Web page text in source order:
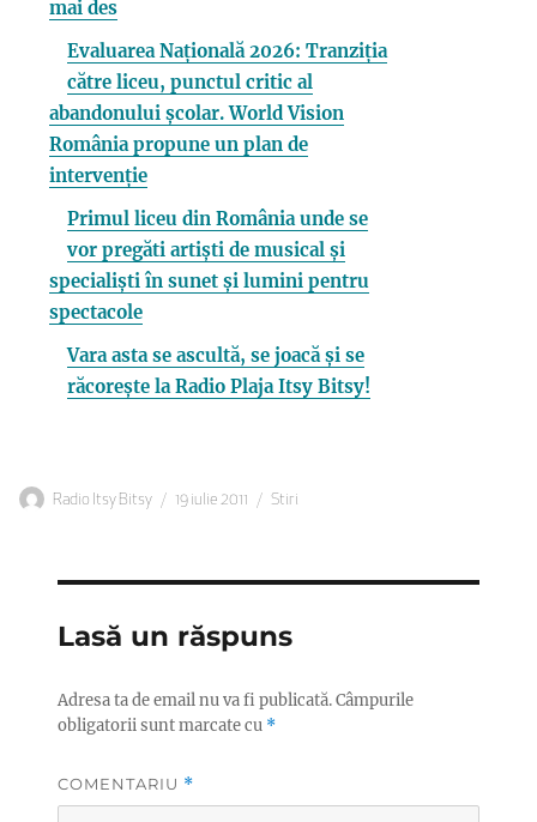
mai des
Evaluarea Națională 2026: Tranziția
către liceu, punctul critic al
abandonului școlar. World Vision
România propune un plan de
intervenție
Primul liceu din România unde se
vor pregăti artiști de musical și
specialiști în sunet și lumini pentru
spectacole
Vara asta se ascultă, se joacă și se
răcorește la Radio Plaja Itsy Bitsy!
Autor
Radio Itsy Bitsy
Publicat
19 iulie 2011 Categorii
Stiri
Lasă un răspuns
Adresa ta de email nu va fi publicată.Câmpurile
obligatorii sunt marcate cu *
COMENTARIU *